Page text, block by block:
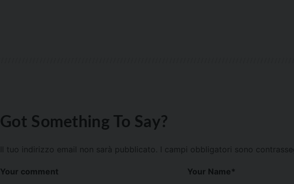
Got Something To Say?
Il tuo indirizzo email non sarà pubblicato. I campi obbligatori sono
Your comment Your Name*